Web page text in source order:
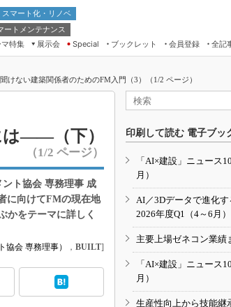
スマート化・リノベ
ートメンテナンス
特集
展示会
－
Special ブックレット 会員登録 全記
ない建築関係者のためのFM入門（3）（1/2 ページ）
――（下）
（1/2 ページ）
ト協会 専務理事 成
に向けてFMの現在地
かをテーマに詳しく
会 専務理事） ， BUILT]
印刷して読む 電子ブッ
「AI×建設」ニュース
月）
AI／3Dデータで進化
2026年度Q1（4～6月）
主要上場ゼネコン業績
「AI×建設」ニュース
月）
生産性向上から技能